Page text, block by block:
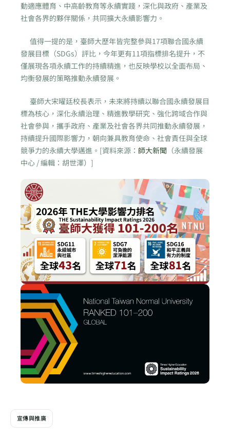
動適應體育、中高齡教育等永續實踐，深化與政府、產業及
社會各界的夥伴關係，共同擴大永續影響力。
值得一提的是，臺師大歷年皆完整參與17項聯合國永續
發展目標（SDGs）評比，今年更有11項指標排名提升，不
僅展現各項永續工作的持續精進，也反映學校以全面布局、
均衡發展的策略推動永續發展。
臺師大宋曜廷校長表示，未來將持續以聯合國永續發展目
標為核心，深化永續治理、精進教學研究、強化跨域合作與
社會參與，攜手政府、產業及社會各界共同推動永續發展，
持續提升國際影響力，朝向兼具教育使命、社會責任與全球
競爭力的永續大學邁進。[資料來源： 師大新聞 （永續發展
中心 / 編輯：胡世澤）]
宣傳與推廣